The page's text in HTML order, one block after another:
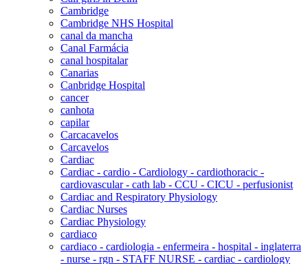
Cambridge
Cambridge NHS Hospital
canal da mancha
Canal Farmácia
canal hospitalar
Canarias
Canbridge Hospital
cancer
canhota
capilar
Carcacavelos
Carcavelos
Cardiac
Cardiac - cardio - Cardiology - cardiothoracic -
cardiovascular - cath lab - CCU - CICU - perfusionist
Cardiac and Respiratory Physiology
Cardiac Nurses
Cardiac Physiology
cardiaco
cardiaco - cardiologia - enfermeira - hospital - inglaterra
- nurse - rgn - STAFF NURSE - cardiac - cardiology